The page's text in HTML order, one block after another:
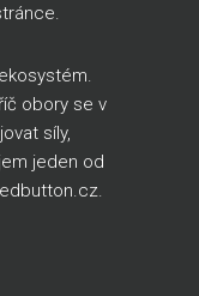
.
obory se v
síly,
jeden od
.